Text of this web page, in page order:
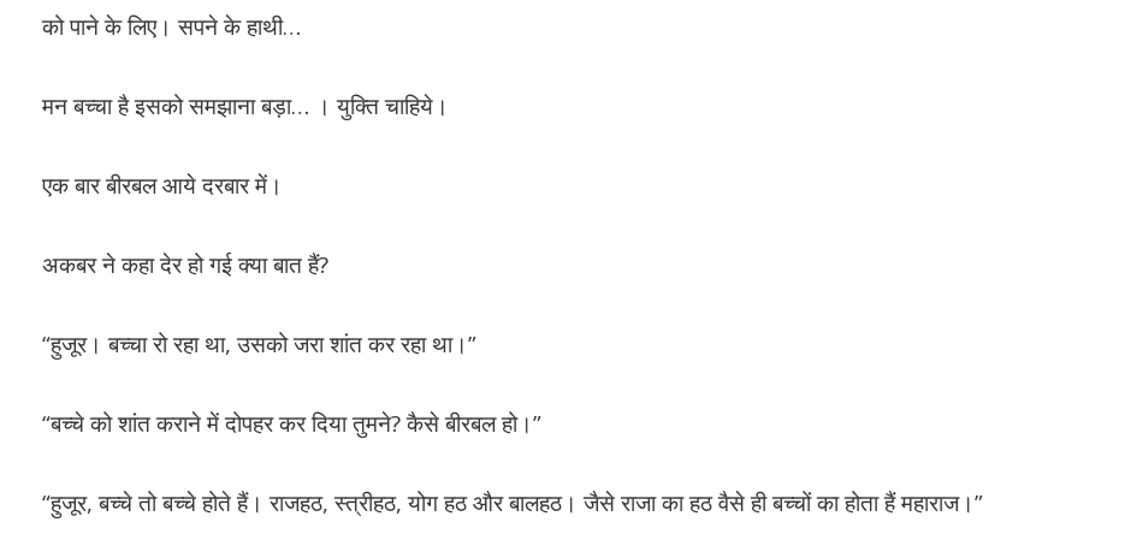
को पाने के लिए। सपने के हाथी…
मन बच्चा है इसको समझाना बड़ा… । युक्ति चाहिये।
एक बार बीरबल आये दरबार में।
अकबर ने कहा देर हो गई क्या बात हैं?
“हुजूर। बच्चा रो रहा था, उसको जरा शांत कर रहा था।”
“बच्चे को शांत कराने में दोपहर कर दिया तुमने? कैसे बीरबल हो।”
“हुजूर, बच्चे तो बच्चे होते हैं। राजहठ, स्त्रीहठ, योग हठ और बालहठ। जैसे राजा का हठ वैसे ही बच्चों का होता हैं महाराज।”